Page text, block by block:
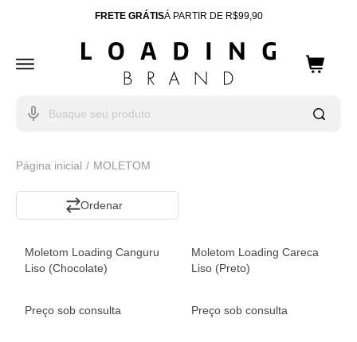
FRETE GRÁTISÁ PARTIR DE R$99,90
ENTREGA PARA TODO BRASIL
10% OFFCUPOM: WELCOME
Página inicial MOLETOM
Ordenação
Moletom Loading Canguru
Liso (Chocolate)
Preço sob consulta
Moletom Loading Careca
Liso (Preto)
Preço sob consulta